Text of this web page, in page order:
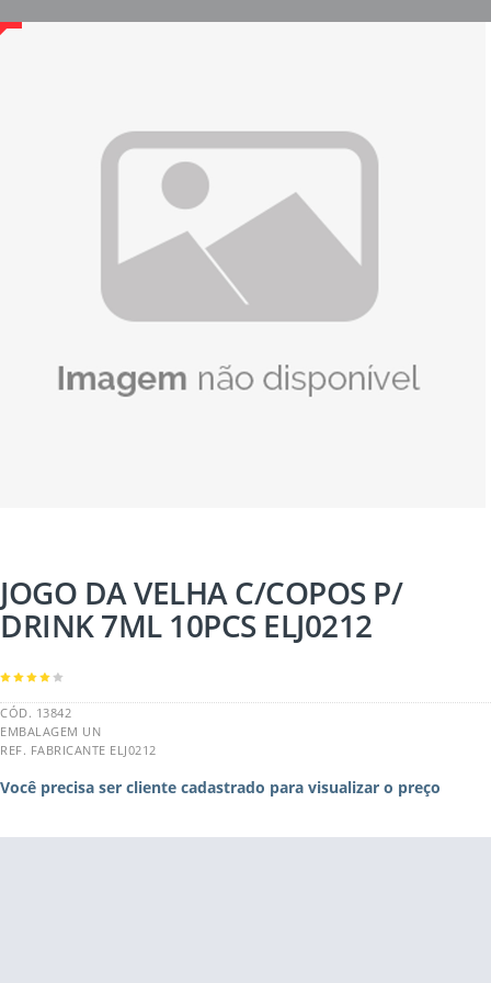
JOGO DA VELHA C/COPOS P/
DRINK 7ML 10PCS ELJ0212
CÓD. 13842
EMBALAGEM UN
REF. FABRICANTE ELJ0212
Você precisa ser cliente cadastrado para visualizar o preço